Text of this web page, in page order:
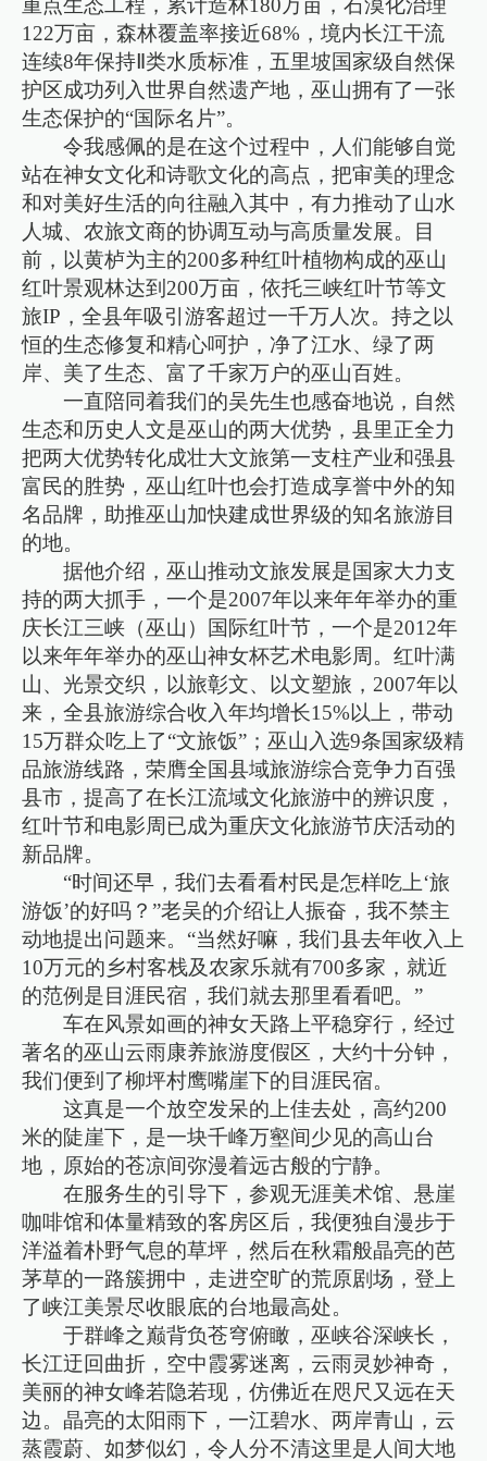
122万亩，森林覆盖率接近68%，境内长江干流
连续8年保持Ⅱ类水质标准，五里坡国家级自然保
护区成功列入世界自然遗产地，巫山拥有了一张
生态保护的“国际名片”。
令我感佩的是在这个过程中，人们能够自觉
站在神女文化和诗歌文化的高点，把审美的理念
和对美好生活的向往融入其中，有力推动了山水
人城、农旅文商的协调互动与高质量发展。目
前，以黄栌为主的200多种红叶植物构成的巫山
红叶景观林达到200万亩，依托三峡红叶节等文
旅IP，全县年吸引游客超过一千万人次。持之以
恒的生态修复和精心呵护，净了江水、绿了两
岸、美了生态、富了千家万户的巫山百姓。
一直陪同着我们的吴先生也感奋地说，自然
生态和历史人文是巫山的两大优势，县里正全力
把两大优势转化成壮大文旅第一支柱产业和强县
富民的胜势，巫山红叶也会打造成享誉中外的知
名品牌，助推巫山加快建成世界级的知名旅游目
的地。
据他介绍，巫山推动文旅发展是国家大力支
持的两大抓手，一个是2007年以来年年举办的重
庆长江三峡（巫山）国际红叶节，一个是2012年
以来年年举办的巫山神女杯艺术电影周。红叶满
山、光景交织，以旅彰文、以文塑旅，2007年以
来，全县旅游综合收入年均增长15%以上，带动
15万群众吃上了“文旅饭”；巫山入选9条国家级精
品旅游线路，荣膺全国县域旅游综合竞争力百强
县市，提高了在长江流域文化旅游中的辨识度，
红叶节和电影周已成为重庆文化旅游节庆活动的
新品牌。
“时间还早，我们去看看村民是怎样吃上‘旅
游饭’的好吗？”老吴的介绍让人振奋，我不禁主
动地提出问题来。“当然好嘛，我们县去年收入上
10万元的乡村客栈及农家乐就有700多家，就近
的范例是目涯民宿，我们就去那里看看吧。”
车在风景如画的神女天路上平稳穿行，经过
著名的巫山云雨康养旅游度假区，大约十分钟，
我们便到了柳坪村鹰嘴崖下的目涯民宿。
这真是一个放空发呆的上佳去处，高约200
米的陡崖下，是一块千峰万壑间少见的高山台
地，原始的苍凉间弥漫着远古般的宁静。
在服务生的引导下，参观无涯美术馆、悬崖
咖啡馆和体量精致的客房区后，我便独自漫步于
洋溢着朴野气息的草坪，然后在秋霜般晶亮的芭
茅草的一路簇拥中，走进空旷的荒原剧场，登上
了峡江美景尽收眼底的台地最高处。
于群峰之巅背负苍穹俯瞰，巫峡谷深峡长，
长江迂回曲折，空中霞雾迷离，云雨灵妙神奇，
美丽的神女峰若隐若现，仿佛近在咫尺又远在天
边。晶亮的太阳雨下，一江碧水、两岸青山，云
蒸霞蔚、如梦似幻，令人分不清这里是人间大地